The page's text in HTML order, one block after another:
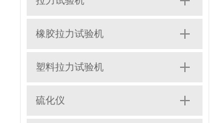
橡胶拉力试验机
塑料拉力试验机
硫化仪